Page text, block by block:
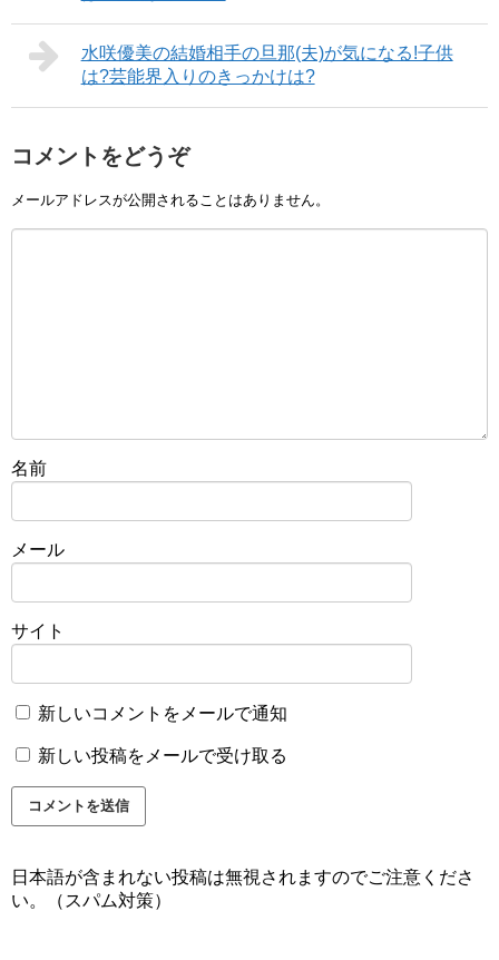
水咲優美の結婚相手の旦那(夫)が気になる!子供
は?芸能界入りのきっかけは?
コメントをどうぞ
メールアドレスが公開されることはありません。
名前
メール
サイト
新しいコメントをメールで通知
新しい投稿をメールで受け取る
日本語が含まれない投稿は無視されますのでご注意くださ
い。（スパム対策）